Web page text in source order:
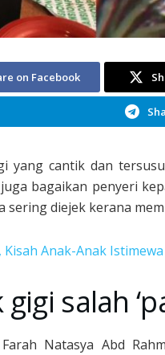
on Facebook
yang cantik dan
bagaikan penyeri
sering diejek kerana
Kisah Anak-Anak
salah
Natasya Abd